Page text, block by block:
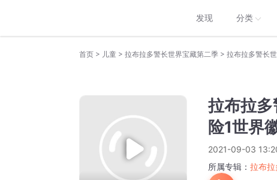
发现 分类
首页 > 儿童 > 拉布拉多警长世界宝藏第二季 > 拉布拉多警长
拉布拉
险1世界
2021-09-03
所属专辑： 拉布